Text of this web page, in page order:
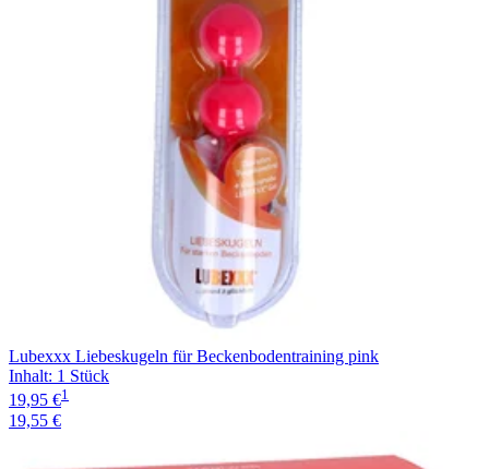
Lubexxx Liebeskugeln für Beckenbodentraining pink
Inhalt: 1 Stück
19,95 €1
19,55 €